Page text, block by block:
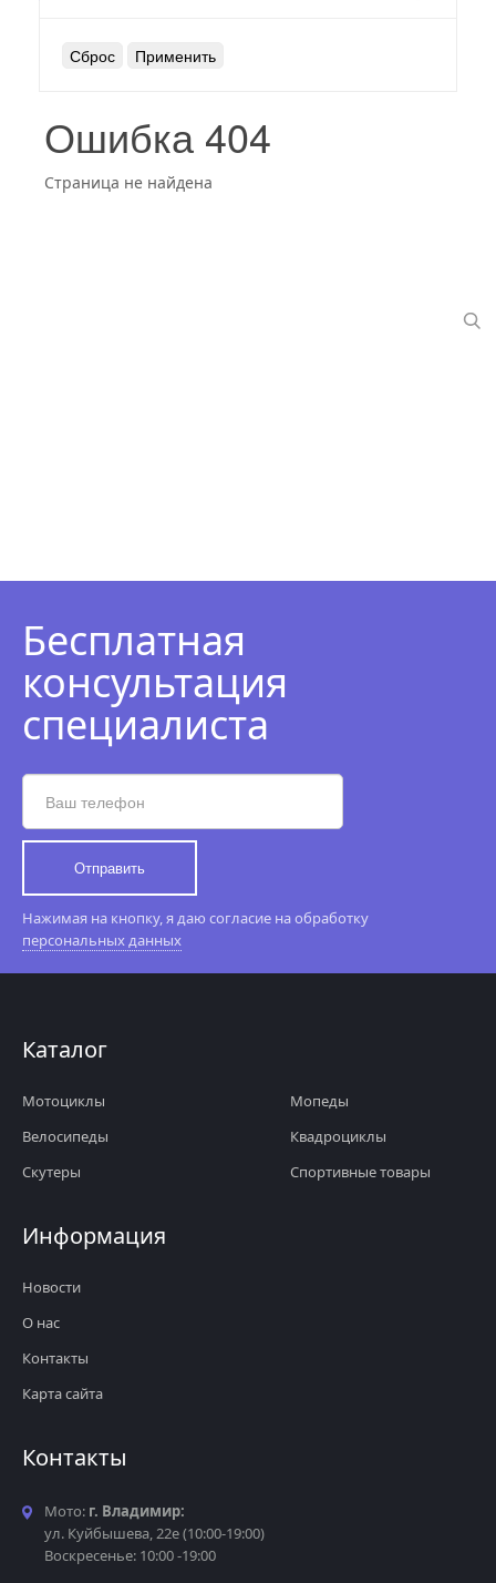
Ошибка 404
Страница не найдена
Бесплатная
консультация
специалиста
Отправить
Нажимая на кнопку, я даю согласие на обработку
персональных данных
Каталог
Мотоциклы
Велосипеды
Скутеры
Мопеды
Квадроциклы
Спортивные товары
Информация
Новости
О нас
Контакты
Карта сайта
Контакты
Мото: г. Владимир:
ул. Куйбышева, 22е (10:00-19:00)
Воскресенье: 10:00 -19:00